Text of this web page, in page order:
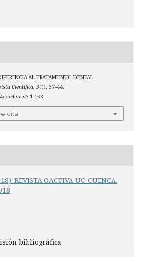
AL TRATAMIENTO DENTAL.
Científica, 3(1), 37–44.
oactiva.v3i1.153
cita
REVISTA OACTIVA UC-CUENCA.
bibliográfica